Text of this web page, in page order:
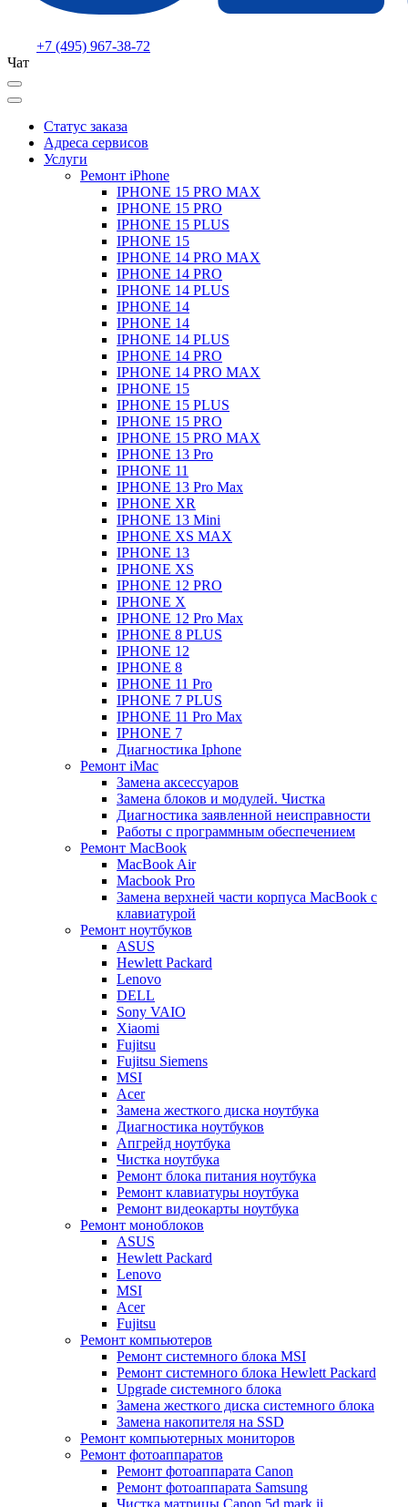
+7 (495) 967-38-72
Чат
Статус заказа
Адреса сервисов
Услуги
Ремонт iPhone
IPHONE 15 PRO MAX
IPHONE 15 PRO
IPHONE 15 PLUS
IPHONE 15
IPHONE 14 PRO MAX
IPHONE 14 PRO
IPHONE 14 PLUS
IPHONE 14
IPHONE 14
IPHONE 14 PLUS
IPHONE 14 PRO
IPHONE 14 PRO MAX
IPHONE 15
IPHONE 15 PLUS
IPHONE 15 PRO
IPHONE 15 PRO MAX
IPHONE 13 Pro
IPHONE 11
IPHONE 13 Pro Max
IPHONE XR
IPHONE 13 Mini
IPHONE XS MAX
IPHONE 13
IPHONE XS
IPHONE 12 PRO
IPHONE X
IPHONE 12 Pro Max
IPHONE 8 PLUS
IPHONE 12
IPHONE 8
IPHONE 11 Pro
IPHONE 7 PLUS
IPHONE 11 Pro Max
IPHONE 7
Диагностика Iphone
Ремонт iMac
Замена аксессуаров
Замена блоков и модулей. Чистка
Диагностика заявленной неисправности
Работы с программным обеспечением
Ремонт MacBook
MacBook Air
Macbook Pro
Замена верхней части корпуса MacBook с
клавиатурой
Ремонт ноутбуков
ASUS
Hewlett Packard
Lenovo
DELL
Sony VAIO
Xiaomi
Fujitsu
Fujitsu Siemens
MSI
Acer
Замена жесткого диска ноутбука
Диагностика ноутбуков
Апгрейд ноутбука
Чистка ноутбука
Ремонт блока питания ноутбука
Ремонт клавиатуры ноутбука
Ремонт видеокарты ноутбука
Ремонт моноблоков
ASUS
Hewlett Packard
Lenovo
MSI
Acer
Fujitsu
Ремонт компьютеров
Ремонт системного блока MSI
Ремонт системного блока Hewlett Packard
Upgrade системного блока
Замена жесткого диска системного блока
Замена накопителя на SSD
Ремонт компьютерных мониторов
Ремонт фотоаппаратов
Ремонт фотоаппарата Canon
Ремонт фотоаппарата Samsung
Чистка матрицы Canon 5d mark ii